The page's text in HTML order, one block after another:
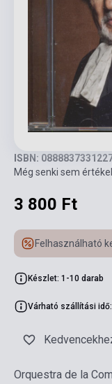
ISBN:
Még senki sem
3 800 Ft
Felhasználható
Készlet: 1-10 darab
Várható szállítási
Orquestra de la